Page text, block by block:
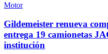
Motor
Gildemeister renueva
entrega 19 camionetas
institución